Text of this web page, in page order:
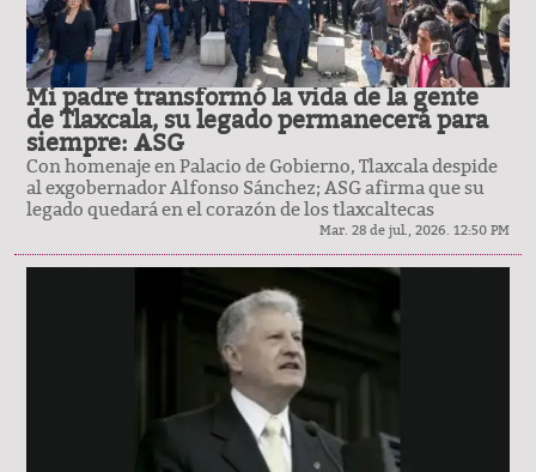
Mi padre transformó la vida de la gente
de Tlaxcala, su legado permanecerá para
siempre: ASG
Con homenaje en Palacio de Gobierno, Tlaxcala despide
al exgobernador Alfonso Sánchez; ASG afirma que su
legado quedará en el corazón de los tlaxcaltecas
Mar. 28 de jul., 2026. 12:50 PM